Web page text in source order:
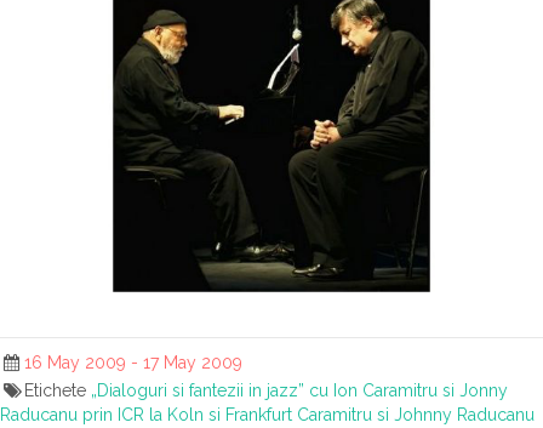
16 May 2009 - 17 May 2009
Etichete „Dialoguri si fantezii in jazz” cu Ion Caramitru si Jonny
Raducanu prin ICR la Koln si Frankfurt Caramitru si Johnny Raducanu